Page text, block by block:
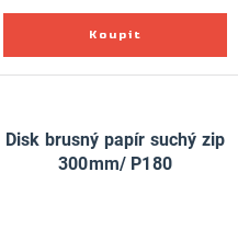
Disk brusný papír suchý zip
300mm/ P180